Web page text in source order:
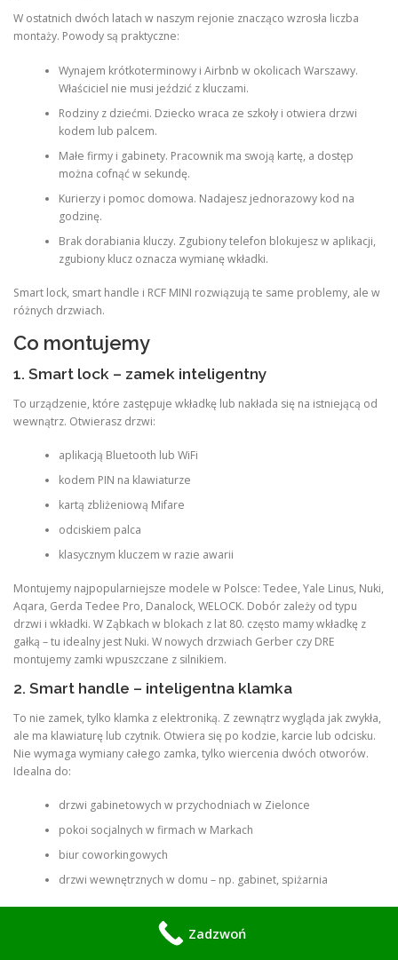
W ostatnich dwóch latach w naszym rejonie znacząco wzrosła liczba
montaży. Powody są praktyczne:
Wynajem krótkoterminowy i Airbnb w okolicach Warszawy.
Właściciel nie musi jeździć z kluczami.
Rodziny z dziećmi. Dziecko wraca ze szkoły i otwiera drzwi
kodem lub palcem.
Małe firmy i gabinety. Pracownik ma swoją kartę, a dostęp
można cofnąć w sekundę.
Kurierzy i pomoc domowa. Nadajesz jednorazowy kod na
godzinę.
Brak dorabiania kluczy. Zgubiony telefon blokujesz w aplikacji,
zgubiony klucz oznacza wymianę wkładki.
Smart lock, smart handle i RCF MINI rozwiązują te same problemy, ale w
różnych drzwiach.
Co montujemy
1. Smart lock – zamek inteligentny
To urządzenie, które zastępuje wkładkę lub nakłada się na istniejącą od
wewnątrz. Otwierasz drzwi:
aplikacją Bluetooth lub WiFi
kodem PIN na klawiaturze
kartą zbliżeniową Mifare
odciskiem palca
klasycznym kluczem w razie awarii
Montujemy najpopularniejsze modele w Polsce: Tedee, Yale Linus, Nuki,
Aqara, Gerda Tedee Pro, Danalock, WELOCK. Dobór zależy od typu
drzwi i wkładki. W Ząbkach w blokach z lat 80. często mamy wkładkę z
gałką – tu idealny jest Nuki. W nowych drzwiach Gerber czy DRE
montujemy zamki wpuszczane z silnikiem.
2. Smart handle – inteligentna klamka
To nie zamek, tylko klamka z elektroniką. Z zewnątrz wygląda jak zwykła,
ale ma klawiaturę lub czytnik. Otwiera się po kodzie, karcie lub odcisku.
Nie wymaga wymiany całego zamka, tylko wiercenia dwóch otworów.
Idealna do:
drzwi gabinetowych w przychodniach w Zielonce
pokoi socjalnych w firmach w Markach
biur coworkingowych
drzwi wewnętrznych w domu – np. gabinet, spiżarnia
Zadzwoń